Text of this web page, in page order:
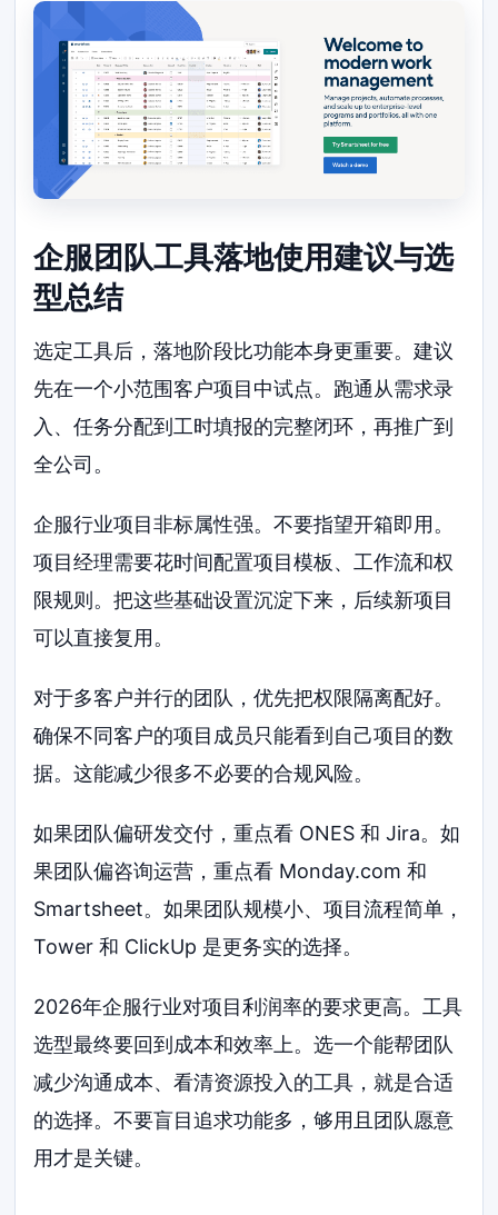
企服团队工具落地使用建议与选
型总结
选定工具后，落地阶段比功能本身更重要。建议
先在一个小范围客户项目中试点。跑通从需求录
入、任务分配到工时填报的完整闭环，再推广到
全公司。
企服行业项目非标属性强。不要指望开箱即用。
项目经理需要花时间配置项目模板、工作流和权
限规则。把这些基础设置沉淀下来，后续新项目
可以直接复用。
对于多客户并行的团队，优先把权限隔离配好。
确保不同客户的项目成员只能看到自己项目的数
据。这能减少很多不必要的合规风险。
如果团队偏研发交付，重点看 ONES 和 Jira。如
果团队偏咨询运营，重点看 Monday.com 和
Smartsheet。如果团队规模小、项目流程简单，
Tower 和 ClickUp 是更务实的选择。
2026年企服行业对项目利润率的要求更高。工具
选型最终要回到成本和效率上。选一个能帮团队
减少沟通成本、看清资源投入的工具，就是合适
的选择。不要盲目追求功能多，够用且团队愿意
用才是关键。